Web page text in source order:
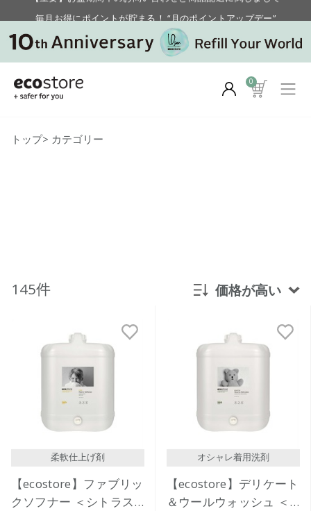
【重要】お盆期間中のお問い合わせと商品配送に関しまして
毎月お得にポイントが貯まる！ “月のポイントアップデー”
0
トップ> カテゴリー
145件 価格が高い
発売日順
価格が安い
価格が高い
レビューが多い順
レビュー評価が高い順
人気順
柔軟仕上げ剤
【ecostore】ファブリッ
クソフナー ＜シトラス
オシャレ着用洗剤
【ecostore】デリケート
＆ウールウォッシュ ＜